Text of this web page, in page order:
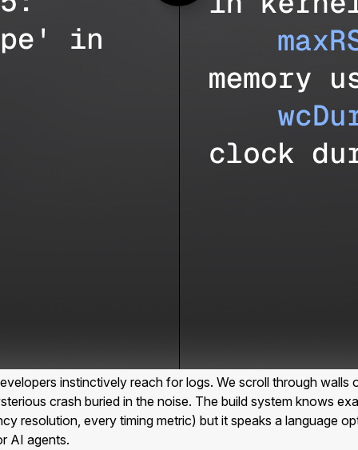
instinctively reach for logs. We scroll through walls
crash buried in the noise. The build system knows
resolution, every timing metric) but it speaks a language
AI agents.